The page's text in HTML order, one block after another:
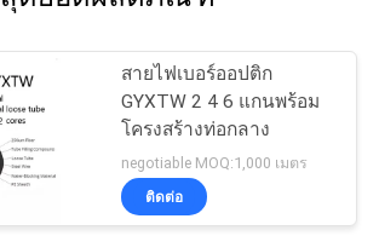
สายไฟเบอร์ออปติก
GYXTW 2 4 6 แกนพร้อม
โครงสร้างท่อกลาง
negotiable MOQ:1,000 เมตร
ติดต่อ